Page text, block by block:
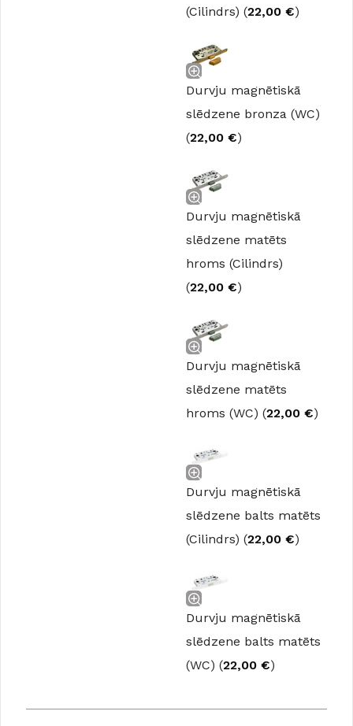
(Cilindrs) (22,00 €)
Durvju magnētiskā
slēdzene bronza (WC)
(22,00 €)
Durvju magnētiskā
slēdzene matēts
hroms (Cilindrs)
(22,00 €)
Durvju magnētiskā
slēdzene matēts
hroms (WC) (22,00 €)
Durvju magnētiskā
slēdzene balts matēts
(Cilindrs) (22,00 €)
Durvju magnētiskā
slēdzene balts matēts
(WC) (22,00 €)